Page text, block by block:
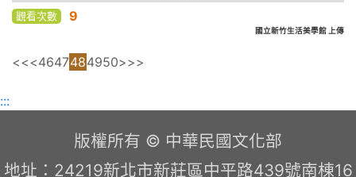
觀看次數 9
國立新竹生活美學館 上傳
<<<4647484950>>>
:::
版權所有 © 中華民國文化部
地址：24219新北市新莊區中平路439號南棟16